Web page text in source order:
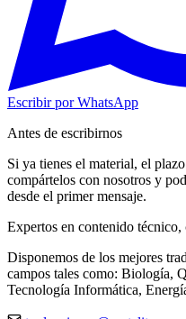
Escribir por WhatsApp
Antes de escribirnos
Si ya tienes el material, el
compártelos con nosotros y
desde el primer mensaje.
Expertos en contenido
Disponemos de los mejores
campos tales como: Biología,
Tecnología Informática,